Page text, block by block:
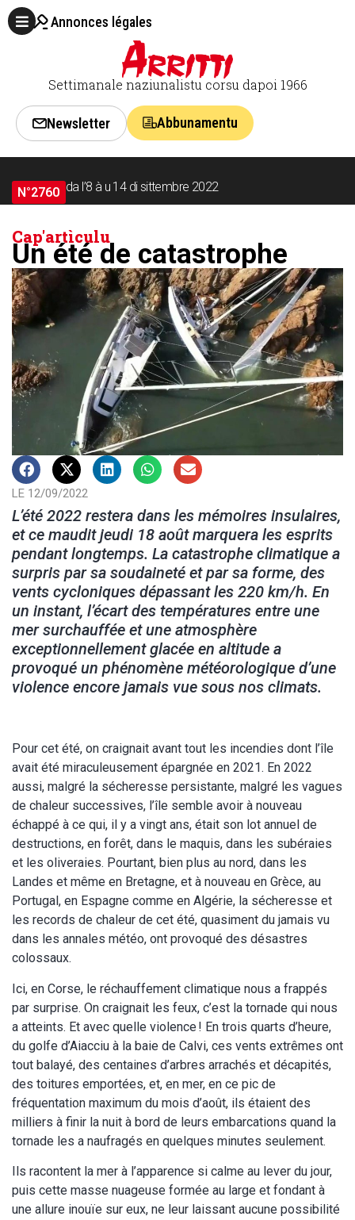
Annonces légales
Settimanale naziunalistu corsu dapoi 1966
Newsletter Abbunamentu
N°2760 da l’8 à u 14 di sittembre 2022
Cap'artìculu
Un été de catastrophe
LE 12/09/2022
L’été 2022 restera dans les mémoires insulaires,
et ce maudit jeudi 18 août marquera les esprits
pendant longtemps. La catastrophe climatique a
surpris par sa soudaineté et par sa forme, des
vents cycloniques dépassant les 220 km/h. En
un instant, l’écart des températures entre une
mer surchauffée et une atmosphère
exceptionnellement glacée en altitude a
provoqué un phénomène météorologique d’une
violence encore jamais vue sous nos climats.
Pour cet été, on craignait avant tout les incendies dont l’île
avait été miraculeusement épargnée en 2021. En 2022
aussi, malgré la sécheresse persistante, malgré les vagues
de chaleur successives, l’île semble avoir à nouveau
échappé à ce qui, il y a vingt ans, était son lot annuel de
destructions, en forêt, dans le maquis, dans les subéraies
et les oliveraies. Pourtant, bien plus au nord, dans les
Landes et même en Bretagne, et à nouveau en Grèce, au
Portugal, en Espagne comme en Algérie, la sécheresse et
les records de chaleur de cet été, quasiment du jamais vu
dans les annales météo, ont provoqué des désastres
colossaux.
Ici, en Corse, le réchauffement climatique nous a frappés
par surprise. On craignait les feux, c’est la tornade qui nous
a atteints. Et avec quelle violence ! En trois quarts d’heure,
du golfe d’Aiacciu à la baie de Calvi, ces vents extrêmes ont
tout balayé, des centaines d’arbres arrachés et décapités,
des toitures emportées, et, en mer, en ce pic de
fréquentation maximum du mois d’août, ils étaient des
milliers à finir la nuit à bord de leurs embarcations quand la
tornade les a naufragés en quelques minutes seulement.
Ils racontent la mer à l’apparence si calme au lever du jour,
puis cette masse nuageuse formée au large et fondant à
une allure inouïe sur eux, ne leur laissant aucune possibilité